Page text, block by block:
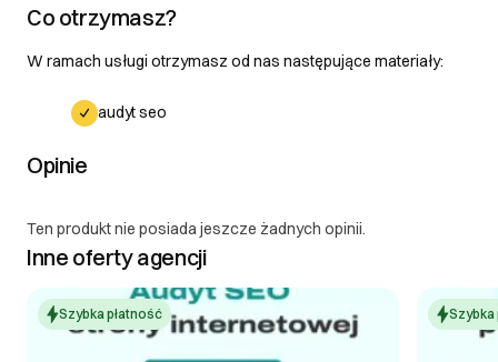
Co otrzymasz?
W ramach usługi otrzymasz od nas następujące materiały:
audyt seo
Opinie
Ten produkt nie posiada jeszcze żadnych opinii.
Inne oferty agencji
Szybka płatność Szybka